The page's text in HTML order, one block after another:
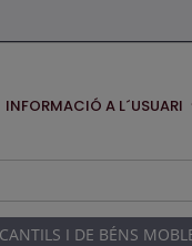
INFORMACIÓ A L´USUARI
I DE BÉNS